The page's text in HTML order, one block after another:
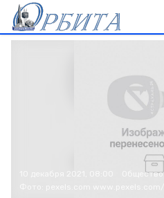
10 декабря 2021, 08:00
Общество